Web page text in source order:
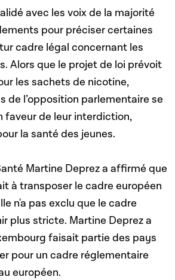
avec les voix de la majorité
pour préciser certaines
cadre légal concernant les
Alors que le projet de loi prévoit
les sachets de nicotine,
de l’opposition parlementaire se
faveur de leur interdiction,
la santé des jeunes.
Martine Deprez a affirmé que
à transposer le cadre européen
n'a pas exclu que le cadre
plus stricte. Martine Deprez a
faisait partie des pays
pour un cadre réglementaire
européen.